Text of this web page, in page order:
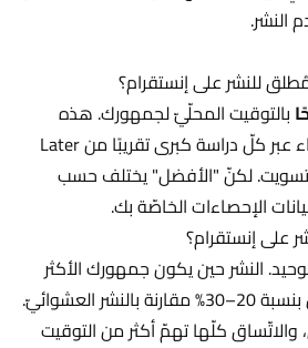
النشر.
للنشر على إنستقرام؟
بالتوقيت المحلّيّ لجمهورك. هذه
النافذة تظهر كأفضل أداء عبر كلّ دراسة كبرى تقريبًا من Later
لكنّ "الأفضل" يختلف حسب
الإحصاءات الخاصّة بك.
إنستقرام؟
النشر حين يكون جمهورك الأكثر
نشاطًا عادة يُزيد الوصول بنسبة 20–30% مقارنة بالنشر العشوائيّ.
والاتّساق كلّها تهمّ أكثر من التوقيت